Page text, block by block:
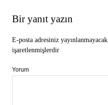
Bir yanıt yazın
E-posta adresiniz yayınlanmayacak.
işaretlenmişlerdir
Yorum